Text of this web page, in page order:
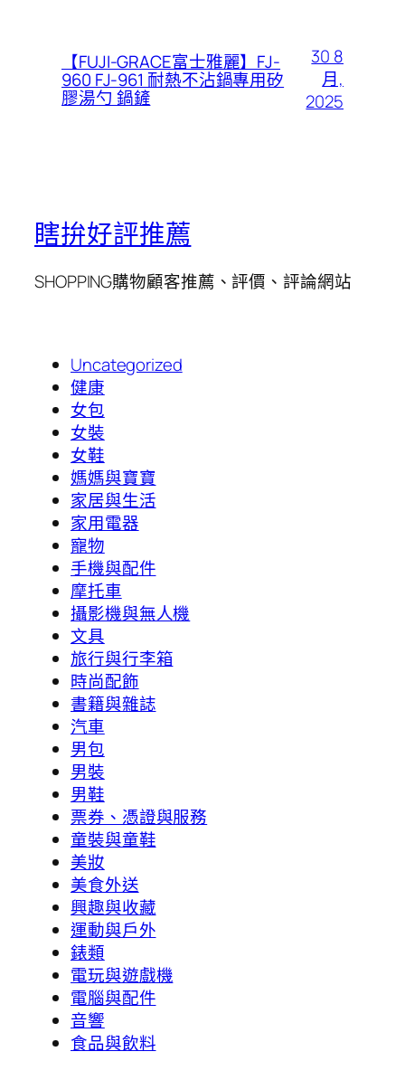
【FUJI-GRACE富士雅麗】FJ-
960 FJ-961 耐熱不沾鍋專用矽
膠湯勺 鍋鏟
30 8
月,
2025
瞎拚好評推薦
SHOPPING購物顧客推薦、評價、評論網站
Uncategorized
健康
女包
女裝
女鞋
媽媽與寶寶
家居與生活
家用電器
寵物
手機與配件
摩托車
攝影機與無人機
文具
旅行與行李箱
時尚配飾
書籍與雜誌
汽車
男包
男裝
男鞋
票券、憑證與服務
童裝與童鞋
美妝
美食外送
興趣與收藏
運動與戶外
錶類
電玩與遊戲機
電腦與配件
音響
食品與飲料